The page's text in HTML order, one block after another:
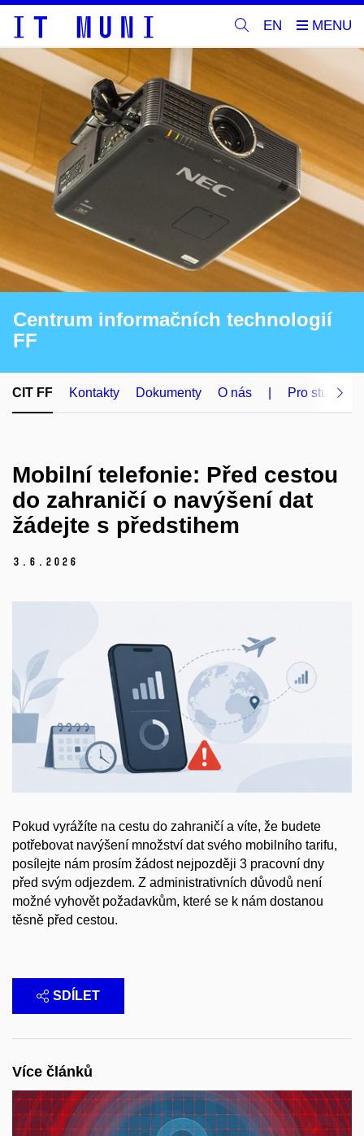
EN
Centrum informačních technologií
FF
CIT FF Kontakty Dokumenty O nás Pro studenty
Mobilní telefonie: Před cestou
do zahraničí o navýšení dat
žádejte s předstihem
3. 6. 2026
Pokud vyrážíte na cestu do zahraničí a víte, že budete
potřebovat navýšení množství dat svého mobilního tarifu,
posílejte nám prosím žádost nejpozději 3 pracovní dny
před svým odjezdem. Z administrativních důvodů není
možné vyhovět požadavkům, které se k nám dostanou
těsně před cestou.
SDÍLET
Více článků